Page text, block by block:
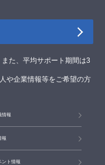
た、平均サポート期間は3
や企業情報等をご希望の方
情報
報
ント情報